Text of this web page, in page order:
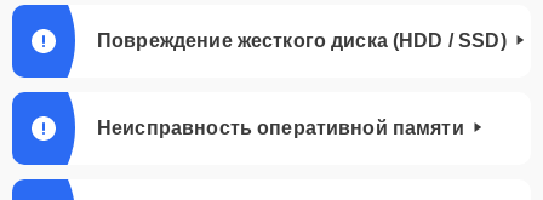
Повреждение жесткого диска (HDD / SSD)
Неисправность оперативной памяти